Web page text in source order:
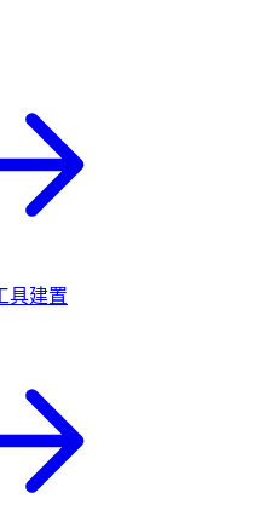
具建置